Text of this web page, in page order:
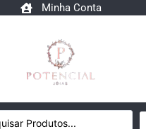
Minha Conta